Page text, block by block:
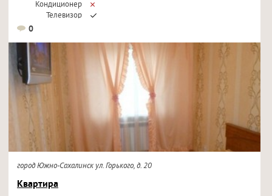
Кондиционер
Телевизор
0
город Южно-Сахалинск ул. Горького, д. 20
Квартира